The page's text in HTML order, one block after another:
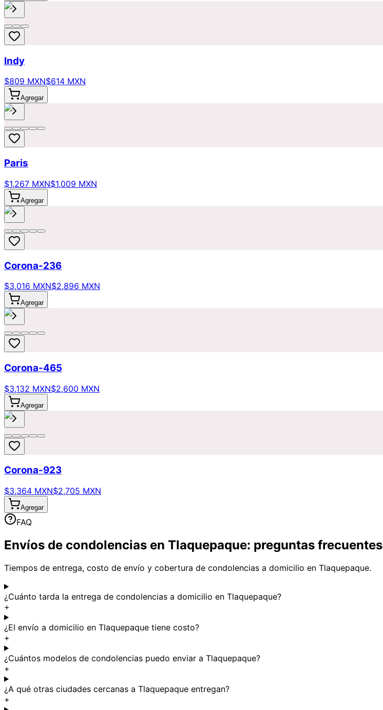
Indy
$809 MXN$614 MXN
Agregar
Paris
$1,267 MXN$1,009 MXN
Agregar
Corona-236
$3,016 MXN$2,896 MXN
Agregar
Corona-465
$3,132 MXN$2,600 MXN
Agregar
Corona-923
$3,364 MXN$2,705 MXN
Agregar
FAQ
Envíos de condolencias en Tlaquepaque: preguntas frecuentes
Tiempos de entrega, costo de envío y cobertura de condolencias a domicilio en Tlaquepaque.
¿Cuánto tarda la entrega de condolencias a domicilio en Tlaquepaque?
+
¿El envío a domicilio en Tlaquepaque tiene costo?
+
¿Cuántos modelos de condolencias puedo enviar a Tlaquepaque?
+
¿A qué otras ciudades cercanas a Tlaquepaque entregan?
+